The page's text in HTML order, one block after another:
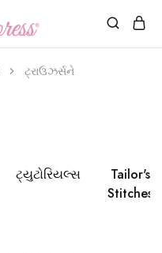
ટ્રાઉઝર્સને
ટ્યુટોરિયલ્સ
Tailor's
Stitches